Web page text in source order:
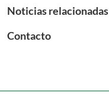
Noticias relacionadas
Contacto